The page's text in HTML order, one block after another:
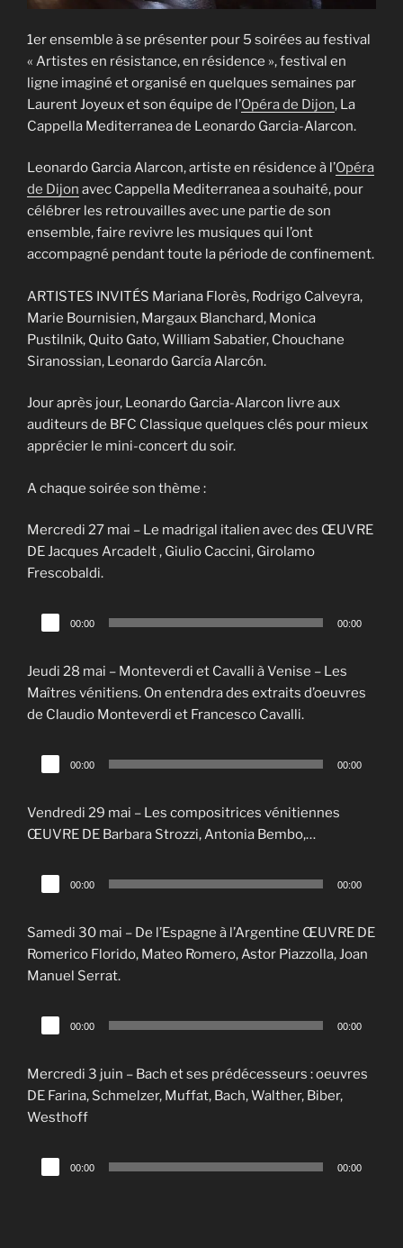
1er ensemble à se présenter pour 5 soirées au festival
« Artistes en résistance, en résidence », festival en
ligne imaginé et organisé en quelques semaines par
Laurent Joyeux et son équipe de l’Opéra de Dijon, La
Cappella Mediterranea de Leonardo Garcia-Alarcon.
Leonardo Garcia Alarcon, artiste en résidence à l’Opéra
de Dijon avec Cappella Mediterranea a souhaité, pour
célébrer les retrouvailles avec une partie de son
ensemble, faire revivre les musiques qui l’ont
accompagné pendant toute la période de confinement.
ARTISTES INVITÉS Mariana Florès, Rodrigo Calveyra,
Marie Bournisien, Margaux Blanchard, Monica
Pustilnik, Quito Gato, William Sabatier, Chouchane
Siranossian, Leonardo García Alarcón.
Jour après jour, Leonardo Garcia-Alarcon livre aux
auditeurs de BFC Classique quelques clés pour mieux
apprécier le mini-concert du soir.
A chaque soirée son thème :
Mercredi 27 mai – Le madrigal italien avec des ŒUVRE
DE Jacques Arcadelt , Giulio Caccini, Girolamo
Frescobaldi.
Lecteur
audio
00:00 00:00
Jeudi 28 mai – Monteverdi et Cavalli à Venise – Les
Maîtres vénitiens. On entendra des extraits d’oeuvres
de Claudio Monteverdi et Francesco Cavalli.
Lecteur
audio
00:00 00:00
Vendredi 29 mai – Les compositrices vénitiennes
ŒUVRE DE Barbara Strozzi, Antonia Bembo,…
Lecteur
audio
00:00 00:00
Samedi 30 mai – De l’Espagne à l’Argentine ŒUVRE DE
Romerico Florido, Mateo Romero, Astor Piazzolla, Joan
Manuel Serrat.
Lecteur
audio
00:00 00:00
Mercredi 3 juin – Bach et ses prédécesseurs : oeuvres
DE Farina, Schmelzer, Muffat, Bach, Walther, Biber,
Westhoff
Lecteur
audio
00:00 00:00